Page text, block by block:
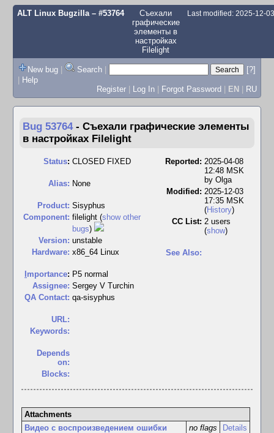
ALT Linux Bugzilla– #53764
Съехали
графические
элементы в
настройках
Filelight
Last modified: 2025-12-
New bug | Search |
[?]
| Help
Register | Log In | Forgot Password | EN | RU
Bug 53764 - Съехали графические элементы
в настройках Filelight
Status: CLOSED FIXED
Alias: None
Product: Sisyphus
Component: filelight (show other
bugs)
Version: unstable
Hardware: x86_64 Linux
mportance: P5 normal
Assignee: Sergey V Turchin
QA Contact: qa-sisyphus
URL:
Keywords:
Depends
on:
Blocks:
Reported: 2025-04-08
12:48 MSK
by Olga
Modified: 2025-12-03
17:35 MSK
(History)
CC List: 2 users
(show)
See Also:
Attachments
Видео с воспроизведением ошибки
no flags Details